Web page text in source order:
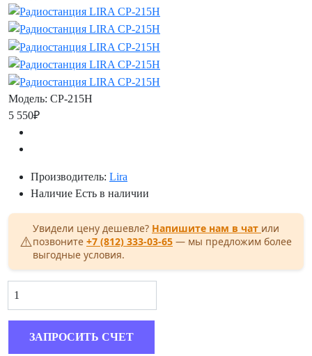
Модель: СP-215H
5 550₽
Производитель: Lira
Наличие Есть в наличии
Увидели цену дешевле? Напишите нам в чат или
позвоните +7 (812) 333-03-65 — мы предложим более
выгодные условия.
ЗАПРОСИТЬ СЧЕТ